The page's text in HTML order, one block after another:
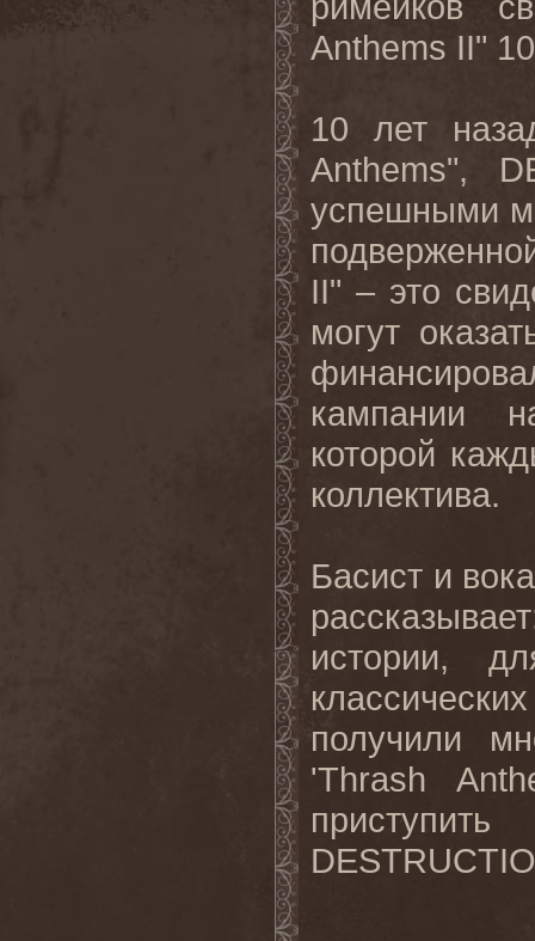
Anthems II"
10 лет
Anthems",
успешными
II" – это
могут
кампании
которой
коллектива.
Басист и
истории,
получили
'Thrash